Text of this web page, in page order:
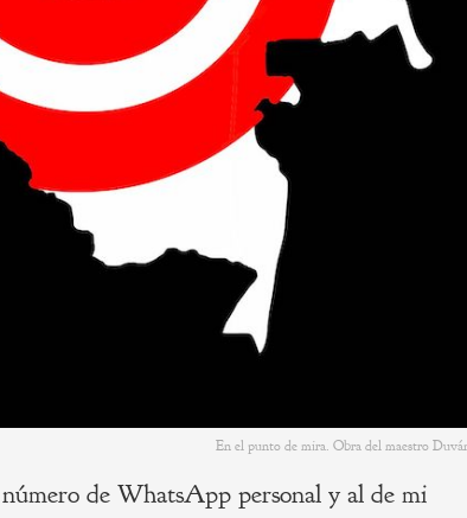
En el punto de mira. Obra del maestro
de WhatsApp personal y al de mi